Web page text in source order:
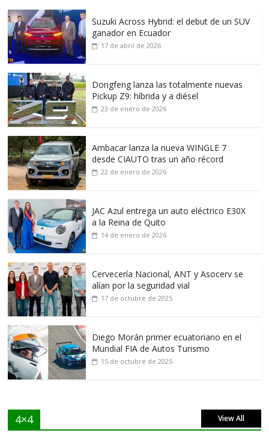
Suzuki Across Hybrid: el debut de un SUV
ganador en Ecuador
17 de abril de 2026
Dongfeng lanza las totalmente nuevas
Pickup Z9: híbrida y a diésel
23 de enero de 2026
Ambacar lanza la nueva WINGLE 7
desde CIAUTO tras un año récord
22 de enero de 2026
JAC Azul entrega un auto eléctrico E30X
a la Reina de Quito
14 de enero de 2026
Cervecería Nacional, ANT y Asocerv se
alían por la seguridad vial
17 de octubre de 2025
Diego Morán primer ecuatoriano en el
Mundial FIA de Autos Turismo
15 de octubre de 2025
4×4 View All